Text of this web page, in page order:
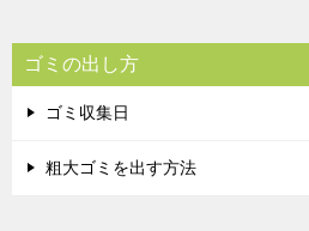
ゴミの出し方
ゴミ収集日
粗大ゴミを出す方法